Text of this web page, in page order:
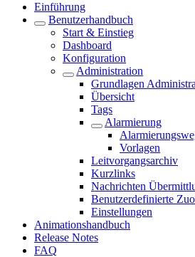
Einführung
Benutzerhandbuch
Start & Einstieg
Dashboard
Konfiguration
Administration
Grundlagen
Übersicht
Tags
Alarmierung
Vorlagen
Leitvorgangsarchiv
Kurzlinks
Nachrichten
Benutzerdefinierte
Einstellungen
Animationshandbuch
Release Notes
FAQ